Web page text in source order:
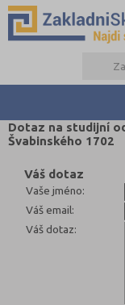
Dotaz na studijní
Švabinského 1702
Váš dotaz
Vaše jméno:
Váš email:
Váš dotaz: